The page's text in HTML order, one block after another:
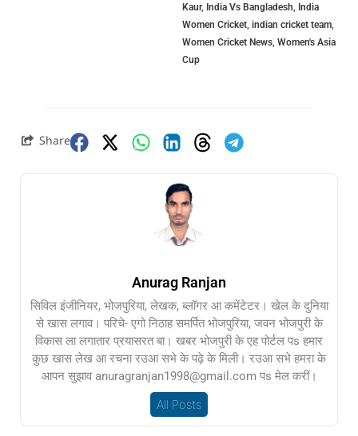
Kaur, India Vs Bangladesh, India
Women Cricket, indian cricket team,
Women Cricket News, Women's Asia
Cup
Share
Anurag Ranjan
सिविल इंजीनियर, भोजपुरिया, लेखक, ब्लॉगर आ कमेंटेटर। खेल के दुनिया
से खास लगाव। परिचे- एगो निठाह समर्पित भोजपुरिया, जवन भोजपुरी के
विकास ला लगातार प्रयासरत बा। खबर भोजपुरी के एह पोर्टल पs हमार
कुछ खास लेख आ रचना रउआ सभे के पढ़े के मिली। रउआ सभे हमरा के
आपन सुझाव anuragranjan1998@gmail.com पs मेल करीं।
All Posts